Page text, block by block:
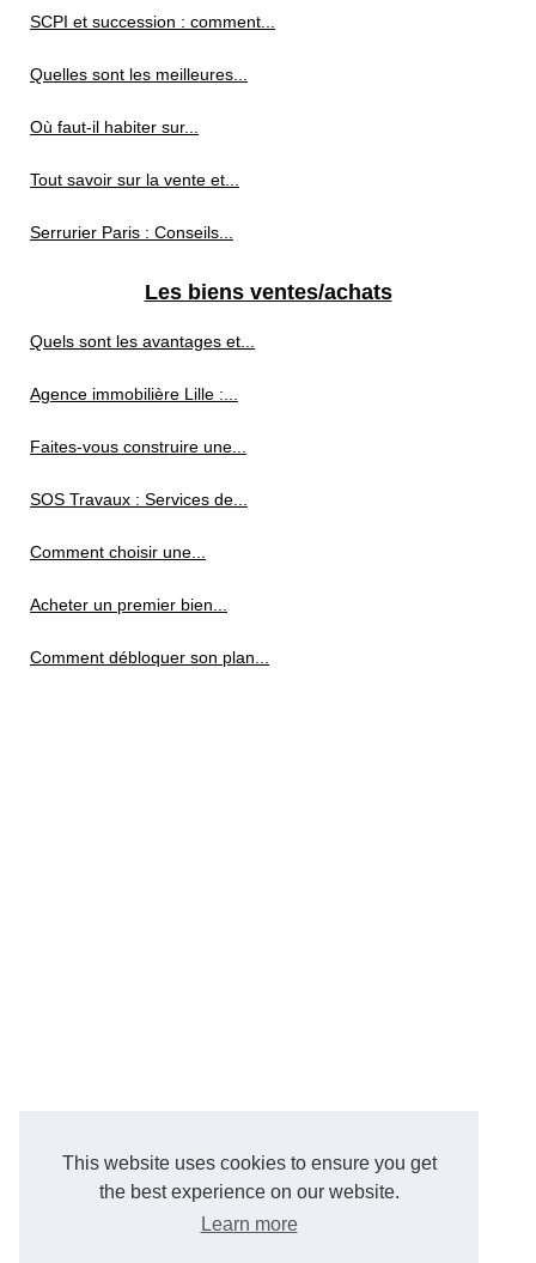
This website uses cookies to ensure you get
the best experience on our website.
Learn more
SCPI et succession : comment...
Quelles sont les meilleures...
Où faut-il habiter sur...
Tout savoir sur la vente et...
Serrurier Paris : Conseils...
Les biens ventes/achats
Quels sont les avantages et...
Agence immobilière Lille :...
Faites-vous construire une...
SOS Travaux : Services de...
Comment choisir une...
Acheter un premier bien...
Comment débloquer son plan...